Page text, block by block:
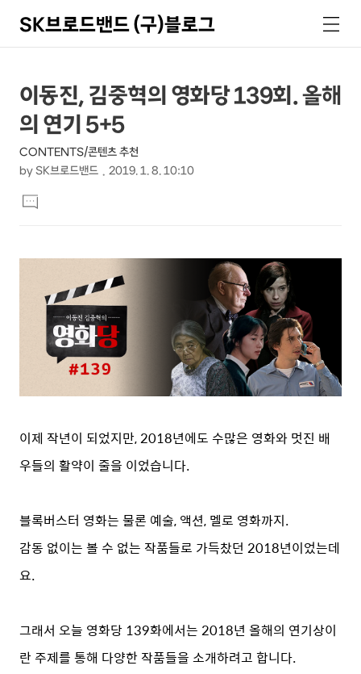
SK브로드밴드 (구)블로그
색
메
뉴
상
세
컨
텐
츠
본
문
제
목
이동진, 김중혁의 영화당 139회. 올해
의 연기 5+5
CONTENTS/콘텐츠 추천
by SK브로드밴드 2019. 1. 8. 10:10
문
댓
글
이제 작년이 되었지만, 2018년에도 수많은 영화와 멋진 배
우들의 활약이 줄을 이었습니다.
블록버스터 영화는 물론 예술, 액션, 멜로 영화까지.
감동 없이는 볼 수 없는 작품들로 가득찼던 2018년이었는데
요.
그래서 오늘 영화당 139화에서는 2018년 올해의 연기상이
란 주제를 통해 다양한 작품들을 소개하려고 합니다.